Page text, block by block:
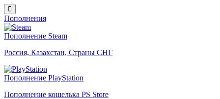
Пополнения
Пополнение Steam
Россия, Казахстан, Страны СНГ
Пополнение PlayStation
Пополнение кошелька PS Store